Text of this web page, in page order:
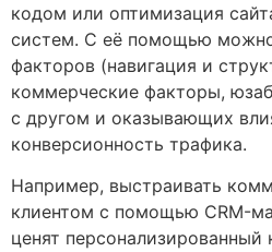
кодом или оптимизация
систем. С её помощью
факторов (навигация и
коммерческие факторы,
с другом и оказывающих
конверсионность трафика.
Например, выстраивать
клиентом с помощью CRM-
ценят персонализированный